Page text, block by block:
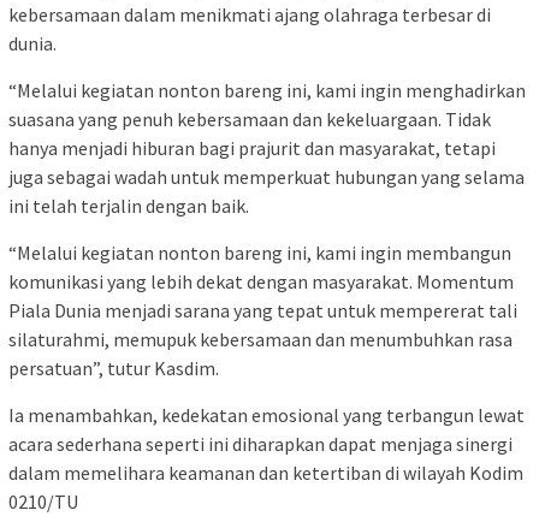
kebersamaan dalam menikmati ajang olahraga terbesar di
dunia.
“Melalui kegiatan nonton bareng ini, kami ingin menghadirkan
suasana yang penuh kebersamaan dan kekeluargaan. Tidak
hanya menjadi hiburan bagi prajurit dan masyarakat, tetapi
juga sebagai wadah untuk memperkuat hubungan yang selama
ini telah terjalin dengan baik.
“Melalui kegiatan nonton bareng ini, kami ingin membangun
komunikasi yang lebih dekat dengan masyarakat. Momentum
Piala Dunia menjadi sarana yang tepat untuk mempererat tali
silaturahmi, memupuk kebersamaan dan menumbuhkan rasa
persatuan”, tutur Kasdim.
Ia menambahkan, kedekatan emosional yang terbangun lewat
acara sederhana seperti ini diharapkan dapat menjaga sinergi
dalam memelihara keamanan dan ketertiban di wilayah Kodim
0210/TU